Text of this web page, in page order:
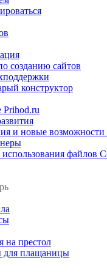
созданию сайтов
конструктор
Prihod.ru
и новые возможности
файлов
на престол
для плащаницы